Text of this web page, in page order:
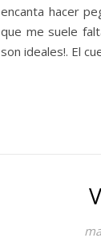
encanta hacer
que me suele
son ideales!. El